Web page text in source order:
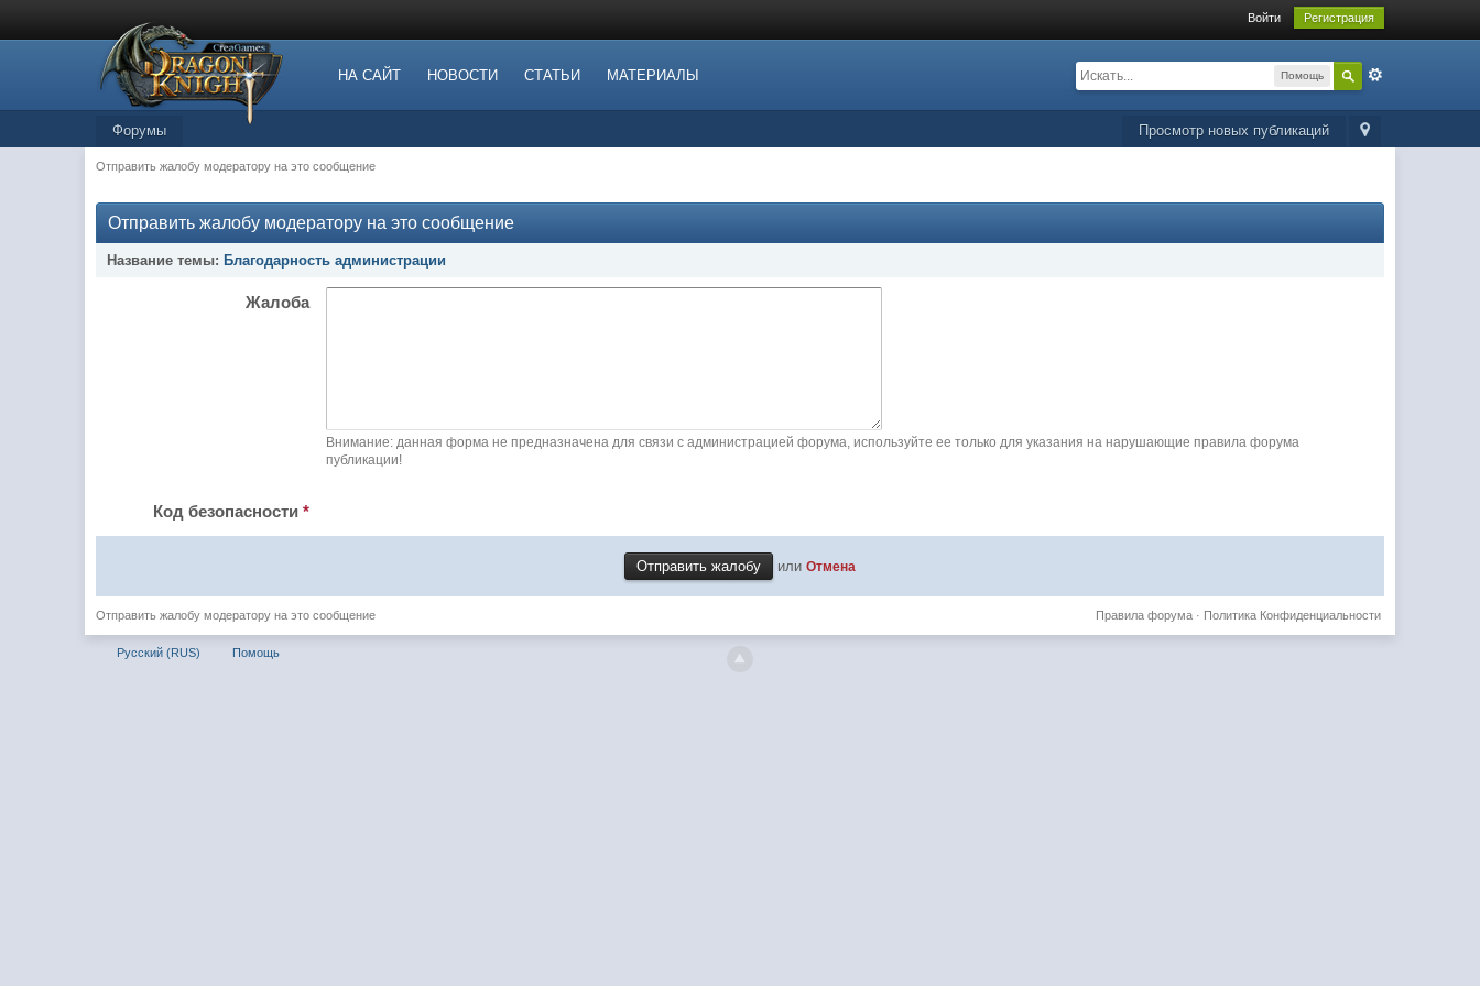
Войти Регистрация
НА САЙТ НОВОСТИ СТАТЬИ МАТЕРИАЛЫ Помощь
Просмотр новых публикаций
Форумы
Отправить жалобу модератору на это сообщение
Отправить жалобу модератору на это сообщение
Название темы: Благодарность администрации
Жалоба
Внимание: данная форма не предназначена для связи с администрацией форума, используйте ее только для указания на нарушающие правила форума
публикации!
Код безопасности*
или Отмена
Отправить жалобу модератору на это сообщение Политика Конфиденциальности
Правила форума·
Русский (RUS) Помощь